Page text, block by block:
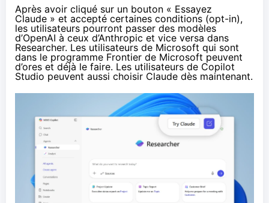
Après avoir cliqué sur un bouton « Essayez
Claude » et accepté certaines conditions (opt-in),
les utilisateurs pourront passer des modèles
d’OpenAI à ceux d’Anthropic et vice versa dans
Researcher. Les utilisateurs de Microsoft qui sont
dans le programme Frontier de Microsoft peuvent
d’ores et déjà le faire. Les utilisateurs de Copilot
Studio peuvent aussi choisir Claude dès maintenant.